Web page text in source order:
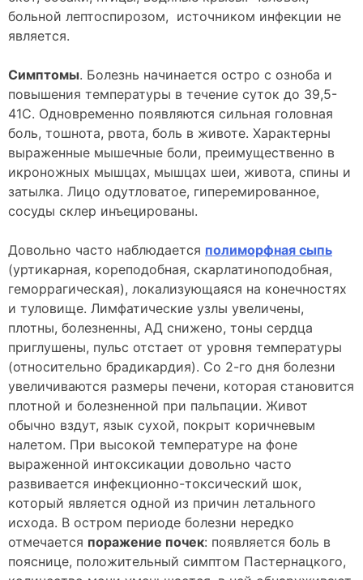
больной лептоспирозом, источником инфекции не
является.
Симптомы. Болезнь начинается остро с озноба и
повышения температуры в течение суток до 39,5-
41С. Одновременно появляются сильная головная
боль, тошнота, рвота, боль в животе. Характерны
выраженные мышечные боли, преимущественно в
икроножных мышцах, мышцах шеи, живота, спины и
затылка. Лицо одутловатое, гиперемированное,
сосуды склер инъецированы.
Довольно часто наблюдается полиморфная сыпь
(уртикарная, кореподобная, скарлатиноподобная,
геморрагическая), локализующаяся на конечностях
и туловище. Лимфатические узлы увеличены,
плотны, болезненны, АД снижено, тоны сердца
приглушены, пульс отстает от уровня температуры
(относительно брадикардия). Со 2-го дня болезни
увеличиваются размеры печени, которая становится
плотной и болезненной при пальпации. Живот
обычно вздут, язык сухой, покрыт коричневым
налетом. При высокой температуре на фоне
выраженной интоксикации довольно часто
развивается инфекционно-токсический шок,
который является одной из причин летального
исхода. В остром периоде болезни нередко
отмечается поражение почек: появляется боль в
пояснице, положительный симптом Пастернацкого,